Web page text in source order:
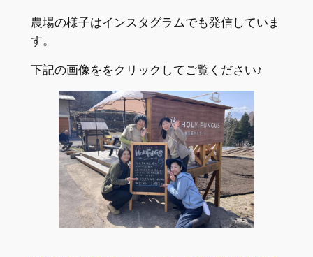
農場の様子はインスタグラムでも発信していま
す。
下記の画像ををクリックしてご覧ください♪